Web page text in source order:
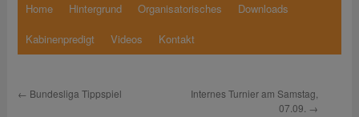
Home Hintergrund Organisatorisches
Downloads
Kabinenpredigt
Videos Kontakt
← Bundesliga Tippspiel
Internes Turnier am Samstag,
07.09. →